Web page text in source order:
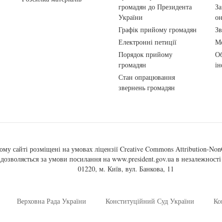
громадян до Президента
України
Графік прийому громадян
Електронні петиції
Порядок прийому
громадян
Стан опрацювання
звернень громадян
сайті розміщені на умовах ліцензії Creative Commons Attribution-
за умови посилання на www.president.gov.ua в
01220, м. Київ, вул. Банкова, 11
Верховна Рада України Конституційний Суд України